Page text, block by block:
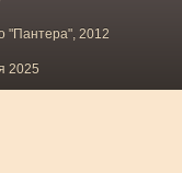
"Пантера", 2012
2025